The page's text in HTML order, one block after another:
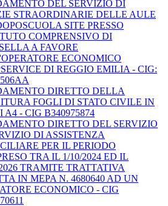
DEL SERVIZIO DI
STRAORDINARIE DELLE AULE
SITE PRESSO
COMPRENSIVO DI
A FAVORE
ECONOMICO
DI REGGIO EMILIA - CIG:
DIRETTO DELLA
FOGLI DI STATO CIVILE IN
A4 - CIG B340975874
DIRETTO DEL SERVIZIO
DI ASSISTENZA
PER IL PERIODO
TRA IL 1/10/2024 ED IL
TRAMITE TRATTATIVA
IN MEPA N. 4680640 AD UN
ECONOMICO - CIG